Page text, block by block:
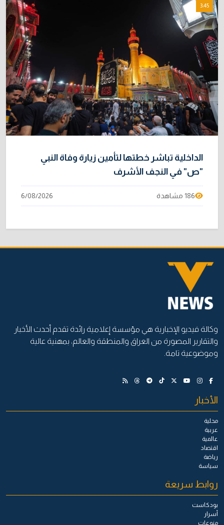
3:45
الداخلية تباشر خطتها لتأمين زيارة وفاة النبي
"ص" في النجف الأشرف
186 مشاهدة 6/08/2026
وكالة فيديو الإخبارية هي مؤسسة إعلامية رائدة تقدم أحدث الأخبار
والتقارير المصورة من العراق والمنطقة والعالم، بمهنية عالية
وموضوعية تامة.
الأخبار
محلية
عربية
عالمية
اقتصاد
رياضة
سياسة
روابط سريعة
بودكاست
أسرار
منوعات